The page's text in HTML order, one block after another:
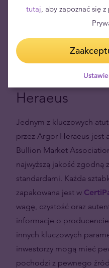
odporność na zużycie.
to jedna z najbardziej
indywidualnych, jak i
Certyfikaty i
Heraeus
Jednym z kluczowych
przez Argor Heraeus jest
Bullion Market
najwyższą jakość zgodną
standardami. Każda
zapakowana jest w
wagę, czystość oraz
informacje o
innych kluczowych
inwestorzy mogą mieć
pochodzi z pewnego
tutaj, aby zapoznać się